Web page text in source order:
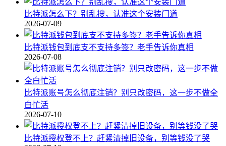
比特派怎么下？别乱搜，认准这个安装门道
2026-07-09
比特派钱包到底支不支持多签？老手告诉你真相
2026-07-08
比特派账号怎么彻底注销？别只改密码，这一步不做全
白忙活
2026-07-10
比特派授权登不上？赶紧清掉旧设备，别等钱没了哭